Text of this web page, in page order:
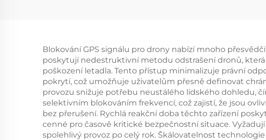
signálu s dlouhým
dosahem pro FPV
Blokování GPS signálu pro drony nabízí mnoho
poskytují nedestruktivní metodu odstrašení dronů,
poškození letadla. Tento přístup minimalizuje právní
pokrytí, což umožňuje uživatelům přesně definovat
provozu snižuje potřebu neustálého lidského dohledu,
selektivním blokováním frekvencí, což zajistí, že jsou
bez přerušení. Rychlá reakční doba těchto zařízení
cenné pro časově kritické bezpečnostní situace.
spolehlivý provoz po celý rok. Škálovatelnost